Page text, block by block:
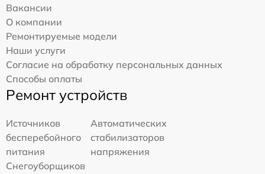
Вакансии
О компании
Ремонтируемые модели
Наши услуги
Согласие на обработку персональных данных
Способы оплаты
Ремонт устройств
Источников
бесперебойного
питания
Автоматических
стабилизаторов
напряжения
Снегоуборщиков